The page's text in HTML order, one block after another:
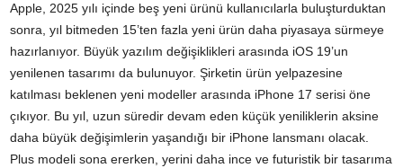
Apple, 2025 yılı içinde beş yeni ürünü kullanıcılarla buluşturduktan
sonra, yıl bitmeden 15’ten fazla yeni ürün daha piyasaya sürmeye
hazırlanıyor. Büyük yazılım değişiklikleri arasında iOS 19’un
yenilenen tasarımı da bulunuyor. Şirketin ürün yelpazesine
katılması beklenen yeni modeller arasında iPhone 17 serisi öne
çıkıyor. Bu yıl, uzun süredir devam eden küçük yeniliklerin aksine
daha büyük değişimlerin yaşandığı bir iPhone lansmanı olacak.
Plus modeli sona ererken, yerini daha ince ve futuristik bir tasarıma